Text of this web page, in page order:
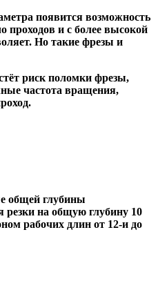
появится возможность
проходов и с более высокой
Но такие фрезы и
риск поломки фрезы,
частота вращения,
общей глубины
резки на общую глубину 10
рабочих длин от 12-и до